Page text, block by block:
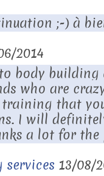
;-) à
2014
body building
who are
that
I will
a lot for the
13/08/